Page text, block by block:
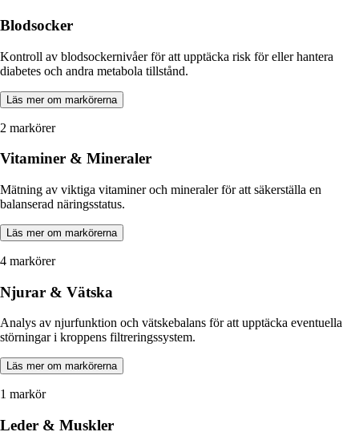
Blodsocker
Kontroll av blodsockernivåer för att upptäcka risk för eller hantera
diabetes och andra metabola tillstånd.
Läs mer om markörerna
2 markörer
Vitaminer & Mineraler
Mätning av viktiga vitaminer och mineraler för att säkerställa en
balanserad näringsstatus.
Läs mer om markörerna
4 markörer
Njurar & Vätska
Analys av njurfunktion och vätskebalans för att upptäcka eventuella
störningar i kroppens filtreringssystem.
Läs mer om markörerna
1 markör
Leder & Muskler